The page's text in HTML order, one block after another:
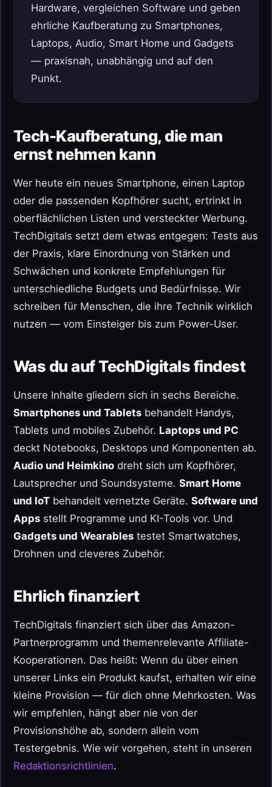
Hardware, vergleichen Software und geben
ehrliche Kaufberatung zu Smartphones,
Laptops, Audio, Smart Home und Gadgets
— praxisnah, unabhängig und auf den
Punkt.
Tech-Kaufberatung, die man
ernst nehmen kann
Wer heute ein neues Smartphone, einen Laptop
oder die passenden Kopfhörer sucht, ertrinkt in
oberflächlichen Listen und versteckter Werbung.
TechDigitals setzt dem etwas entgegen: Tests aus
der Praxis, klare Einordnung von Stärken und
Schwächen und konkrete Empfehlungen für
unterschiedliche Budgets und Bedürfnisse. Wir
schreiben für Menschen, die ihre Technik wirklich
nutzen — vom Einsteiger bis zum Power-User.
Was du auf TechDigitals findest
Unsere Inhalte gliedern sich in sechs Bereiche.
Smartphones und Tablets behandelt Handys,
Tablets und mobiles Zubehör. Laptops und PC
deckt Notebooks, Desktops und Komponenten ab.
Audio und Heimkino dreht sich um Kopfhörer,
Lautsprecher und Soundsysteme. Smart Home
und IoT behandelt vernetzte Geräte. Software und
Apps stellt Programme und KI-Tools vor. Und
Gadgets und Wearables testet Smartwatches,
Drohnen und cleveres Zubehör.
Ehrlich finanziert
TechDigitals finanziert sich über das Amazon-
Partnerprogramm und themenrelevante Affiliate-
Kooperationen. Das heißt: Wenn du über einen
unserer Links ein Produkt kaufst, erhalten wir eine
kleine Provision — für dich ohne Mehrkosten. Was
wir empfehlen, hängt aber nie von der
Provisionshöhe ab, sondern allein vom
Testergebnis. Wie wir vorgehen, steht in unseren
Redaktionsrichtlinien.